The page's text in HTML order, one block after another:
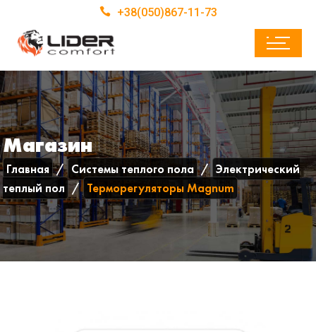
+38(050)867-11-73
Магазин
Главная Системы теплого пола
Электрический
теплый пол
Терморегуляторы Magnum